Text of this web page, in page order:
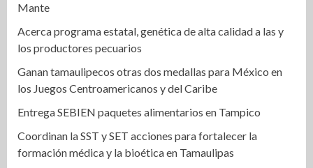
Mante
Acerca programa estatal, genética de alta calidad a las y
los productores pecuarios
Ganan tamaulipecos otras dos medallas para México en
los Juegos Centroamericanos y del Caribe
Entrega SEBIEN paquetes alimentarios en Tampico
Coordinan la SST y SET acciones para fortalecer la
formación médica y la bioética en Tamaulipas